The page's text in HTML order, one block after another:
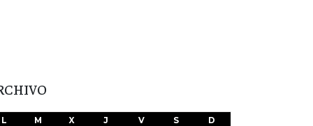
L M X J V S D